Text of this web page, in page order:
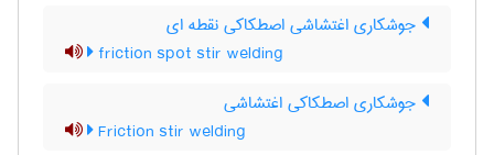
جوشکاری اغتشاشی اصطکاکی نقطه ای
friction spot stir welding
جوشکاری اصطکاکی اغتشاشی
Friction stir welding